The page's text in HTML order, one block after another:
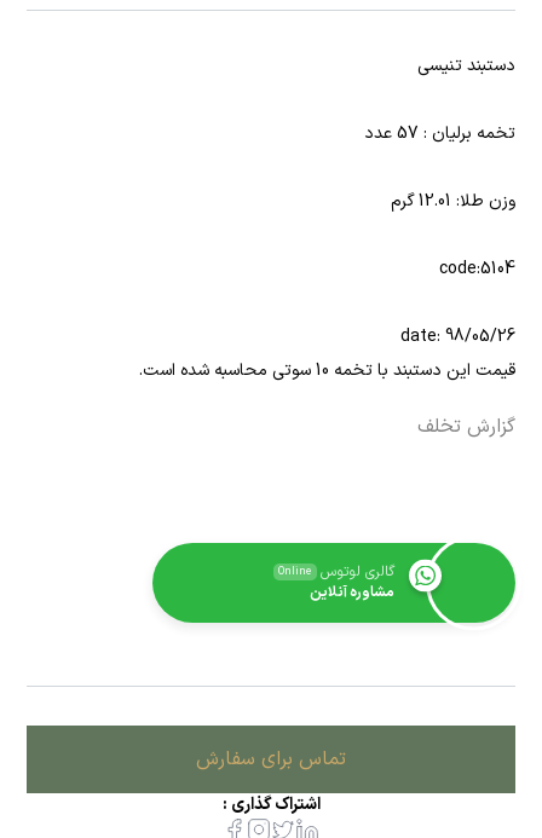
دستبند تنیسی
تخمه برلیان : 57 عدد
وزن طلا: 12.01 گرم
code:5104
date: 98/05/26
قیمت این دستبند با تخمه 10 سوتی محاسبه شده است.
گزارش تخلف
گالری لوتوس Online
مشاوره آنلاین
تماس برای سفارش
اشتراک گذاری :